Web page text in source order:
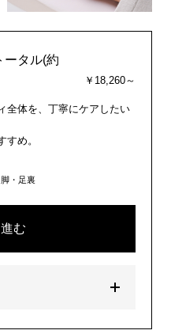
ータル(約
￥18,260～
全体を、丁寧にケアしたい
め。
・足裏
む